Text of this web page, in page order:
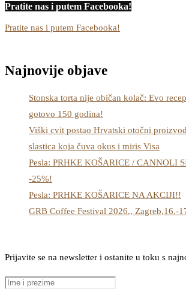
Pratite nas i putem Facebooka!
Pratite nas i putem Facebooka!
Najnovije objave
Stonska torta nije običan kolač: Evo
gotovo 150 godina!
Viški cvit postao Hrvatski otočni
slastica koja čuva okus i miris Visa
Pesla: PRHKE KOŠARICE / CANNOLI
-25%!
Pesla: PRHKE KOŠARICE NA AKCIJI!!
GRB Coffee Festival 2026., Zagreb,16.-
Prijavite se na newsletter i ostanite u toku s